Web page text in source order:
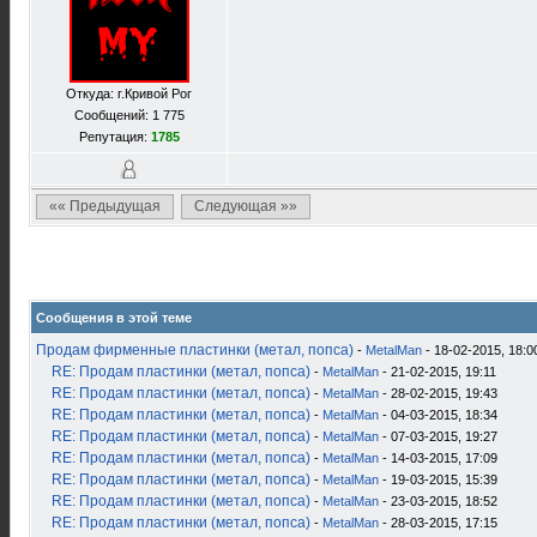
Откуда: г.Кривой Рог
Сообщений: 1 775
Репутация: 1785
«« Предыдущая Следующая »»
Сообщения в этой теме
Продам фирменные пластинки (метал, попса) - MetalMan - 18-02-2015,
RE: Продам пластинки (метал, попса) - MetalMan - 21-02-2015, 19:11
RE: Продам пластинки (метал, попса) - MetalMan - 28-02-2015, 19:43
RE: Продам пластинки (метал, попса) - MetalMan - 04-03-2015, 18:34
RE: Продам пластинки (метал, попса) - MetalMan - 07-03-2015, 19:27
RE: Продам пластинки (метал, попса) - MetalMan - 14-03-2015, 17:09
RE: Продам пластинки (метал, попса) - MetalMan - 19-03-2015, 15:39
RE: Продам пластинки (метал, попса) - MetalMan - 23-03-2015, 18:52
RE: Продам пластинки (метал, попса) - MetalMan - 28-03-2015, 17:15